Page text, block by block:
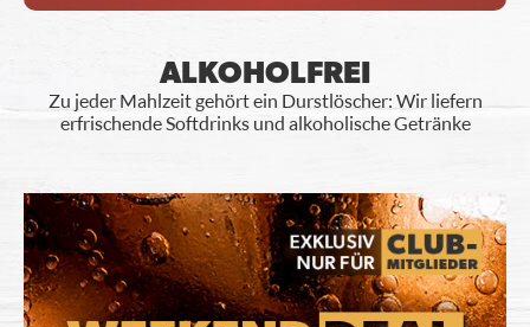
ALKOHOLFREI
Zu jeder Mahlzeit gehört ein Durstlöscher: Wir liefern
erfrischende Softdrinks und alkoholische Getränke